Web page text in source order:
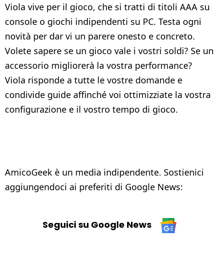
Viola vive per il gioco, che si tratti di titoli AAA su
console o giochi indipendenti su PC. Testa ogni
novità per dar vi un parere onesto e concreto.
Volete sapere se un gioco vale i vostri soldi? Se un
accessorio migliorerà la vostra performance?
Viola risponde a tutte le vostre domande e
condivide guide affinché voi ottimizziate la vostra
configurazione e il vostro tempo di gioco.
AmicoGeek è un media indipendente. Sostienici
aggiungendoci ai preferiti di Google News:
Seguici su Google News